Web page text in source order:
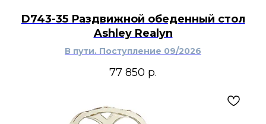
D743-35 Раздвижной обеденный стол
Ashley Realyn
В пути. Поступление 09/2026
77 850 р.